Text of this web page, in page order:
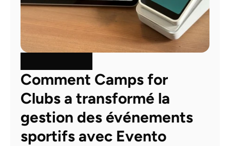
Comment Camps for
Clubs a transformé la
gestion des événements
sportifs avec Evento